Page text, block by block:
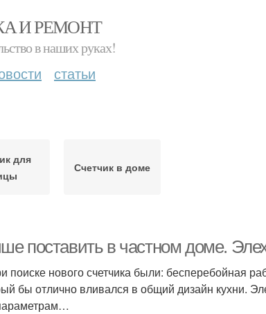
И РЕМОНТ
в наших руках!
статьи
для
Счетчик в доме
поставить в частном доме.
нового счетчика были: бесперебойная
бы отлично вливался в общий дизайн кухни.